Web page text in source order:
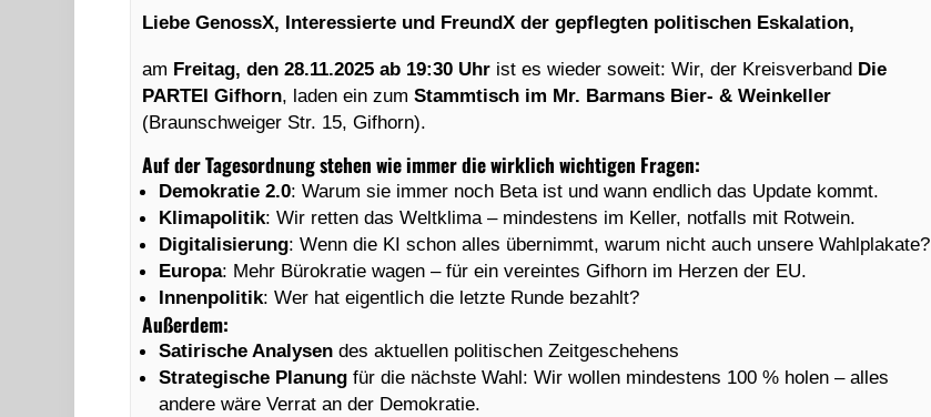
Liebe GenossX, Interessierte und FreundX der gepflegten politischen Eskalation,
am Freitag, den 28.11.2025 ab 19:30 Uhr ist es wieder soweit: Wir, der Kreisverband Die
PARTEI Gifhorn, laden ein zumStammtisch im Mr. Barmans Bier- & Weinkeller
(Braunschweiger Str. 15, Gifhorn).
Auf der Tagesordnung stehen wie immer die wirklich wichtigen Fragen:
Demokratie 2.0: Warum sie immer noch Beta ist und wann endlich das Update kommt.
Klimapolitik: Wir retten das Weltklima – mindestens im Keller, notfalls mit Rotwein.
Digitalisierung: Wenn die KI schon alles übernimmt, warum nicht auch unsere Wahlplakate?
Europa: Mehr Bürokratie wagen – für ein vereintes Gifhorn im Herzen der EU.
Innenpolitik: Wer hat eigentlich die letzte Runde bezahlt?
Außerdem:
Satirische Analysen des aktuellen politischen Zeitgeschehens
Strategische Planung für die nächste Wahl: Wir wollen mindestens 100 % holen – alles
andere wäre Verrat an der Demokratie.